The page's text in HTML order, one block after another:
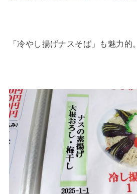
「冷やし揚げナスそば」も魅力的。